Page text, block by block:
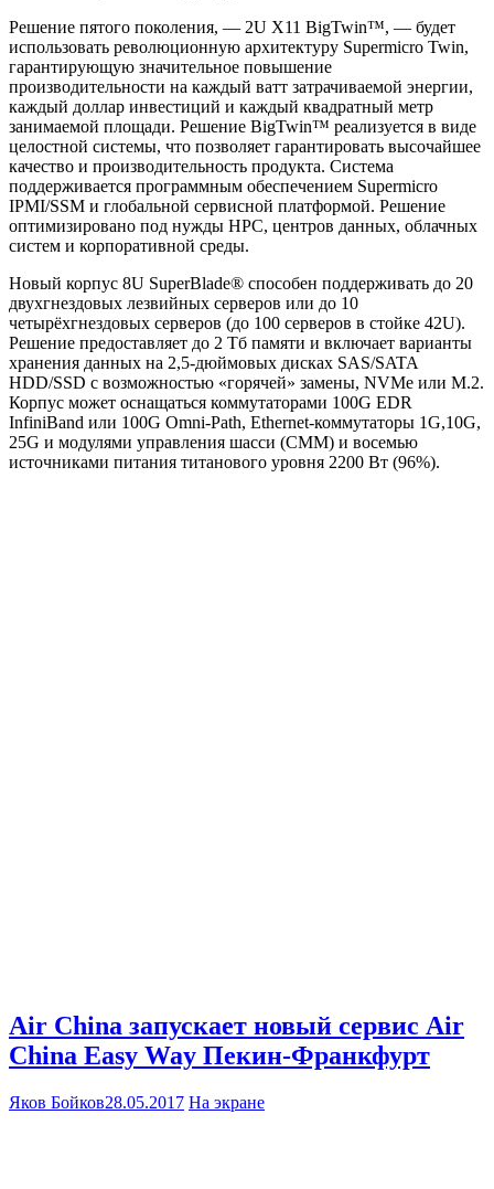
Решение пятого поколения, — 2U X11 BigTwin™, — будет
использовать революционную архитектуру Supermicro Twin,
гарантирующую значительное повышение
производительности на каждый ватт затрачиваемой энергии,
каждый доллар инвестиций и каждый квадратный метр
занимаемой площади. Решение BigTwin™ реализуется в виде
целостной системы, что позволяет гарантировать высочайшее
качество и производительность продукта. Система
поддерживается программным обеспечением Supermicro
IPMI/SSM и глобальной сервисной платформой. Решение
оптимизировано под нужды НРС, центров данных, облачных
систем и корпоративной среды.
Новый корпус 8U SuperBlade® способен поддерживать до 20
двухгнездовых лезвийных серверов или до 10
четырёхгнездовых серверов (до 100 серверов в стойке 42U).
Решение предоставляет до 2 Тб памяти и включает варианты
хранения данных на 2,5-дюймовых дисках SAS/SATA
HDD/SSD с возможностью «горячей» замены, NVMe или M.2.
Корпус может оснащаться коммутаторами 100G EDR
InfiniBand или 100G Omni-Path, Ethernet-коммутаторы 1G,10G,
25G и модулями управления шасси (CMM) и восемью
источниками питания титанового уровня 2200 Вт (96%).
Air China запускает новый сервис Air
China Easy Way Пекин-Франкфурт
Яков Бойков28.05.2017 На экране